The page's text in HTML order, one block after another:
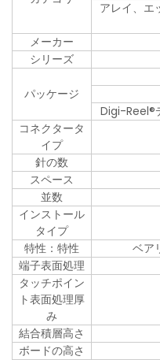
アレイ、エ
メーカー
シリーズ
パッケージ
Digi-Reel®
コネクタータ
イプ
針の数
スペース
並数
インストール
タイプ
特性：特性
ベア
端子表面処理
タッチポイン
ト表面処理厚
み
結合積層高さ
ボードの高さ